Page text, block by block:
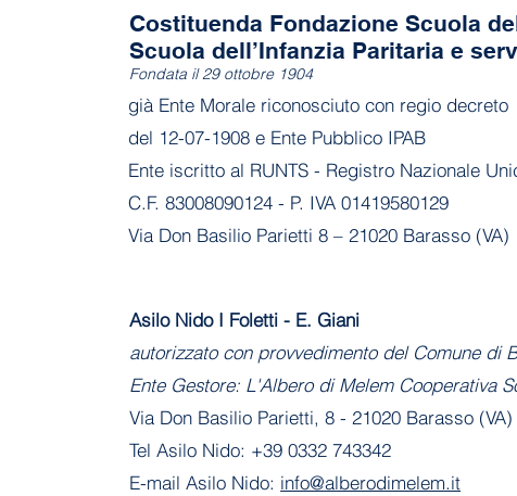
Costituenda Fondazione Scuola
Scuola dell’Infanzia Paritaria e
Fondata il 29 ottobre 1904
già Ente Morale riconosciuto con regio decreto
del 12-07-1908 e Ente Pubblico IPAB
Ente iscritto al RUNTS - Registro Nazionale
C.F. 83008090124 - P. IVA 01419580129
Via Don Basilio Parietti 8 – 21020 Barasso (VA)
Asilo Nido I Foletti - E. Giani
autorizzato con provvedimento del Comune di
Ente Gestore: L'Albero di Melem Cooperativa
Via Don Basilio Parietti, 8 - 21020 Barasso (VA)
Tel Asilo Nido: +39 0332 743342
E-mail Asilo Nido: info@alberodimelem.it